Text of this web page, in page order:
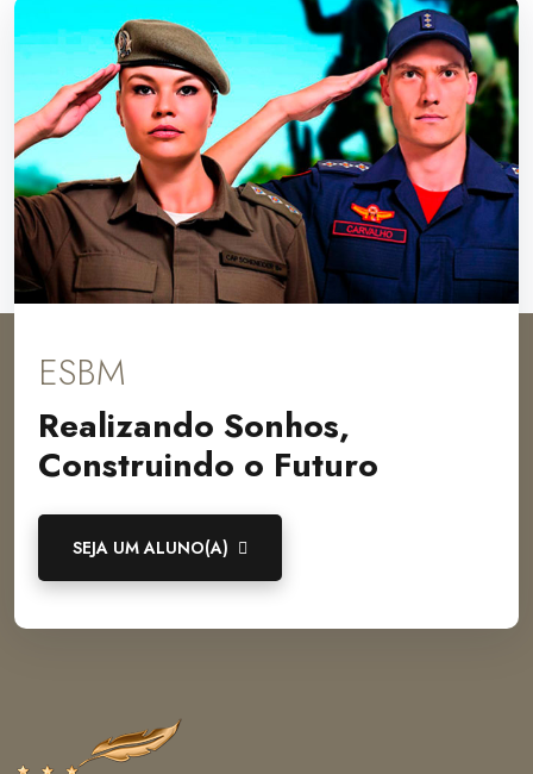
ESBM
Realizando Sonhos,
Construindo o Futuro
SEJA UM ALUNO(A)